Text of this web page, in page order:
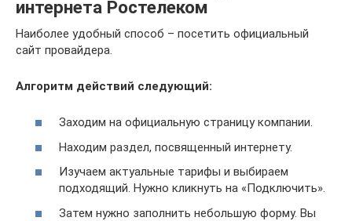
интернета Ростелеком
Наиболее удобный способ – посетить официальный
сайт провайдера.
Алгоритм действий следующий:
Заходим на официальную страницу компании.
Находим раздел, посвященный интернету.
Изучаем актуальные тарифы и выбираем
подходящий. Нужно кликнуть на «Подключить».
Затем нужно заполнить небольшую форму. Вы